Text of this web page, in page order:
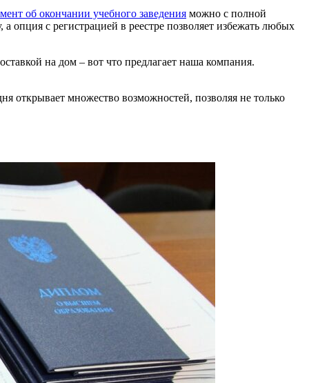
об окончании учебного заведения можно с полной
опция с регистрацией в реестре позволяет избежать любых
на дом – вот что предлагает наша компания.
открывает множество возможностей, позволяя не только